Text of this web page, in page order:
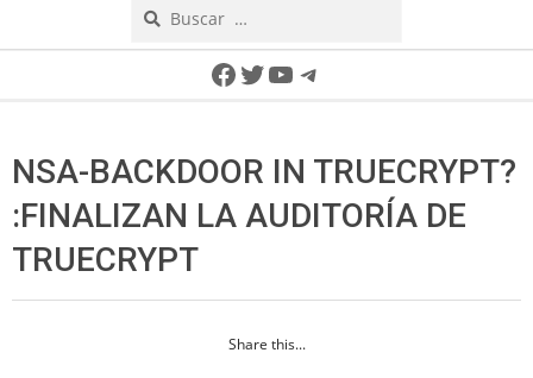
Facebook
Twitter
YouTube
Telegram
NSA-BACKDOOR IN TRUECRYPT?
:FINALIZAN LA AUDITORÍA DE
TRUECRYPT
Share this...